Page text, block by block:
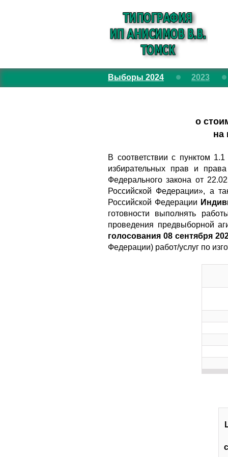
Выборы 2024 2023
о
на
В соответствии с пунктом
избирательных прав и
Федерального закона от
Российской Федерации», а
Российской Федерации
готовности выполнять
проведения предвыборной
голосования 08 сентября
Федерации) работ/услуг по